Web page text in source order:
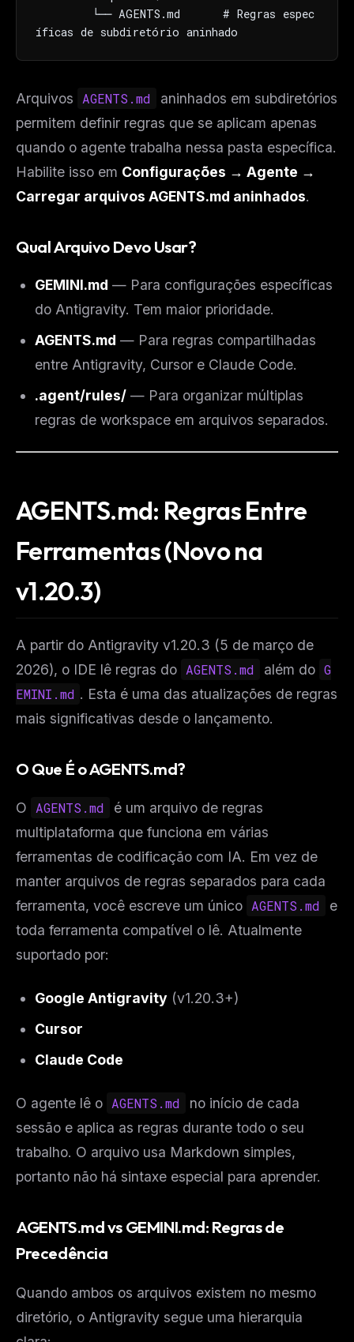
íficas de subdiretório aninhado
Arquivos AGENTS.md
aninhados em subdiretórios
permitem definir regras que se aplicam apenas
quando o agente trabalha nessa pasta específica.
Habilite isso em Configurações → Agente →
Carregar arquivos AGENTS.md aninhados.
Qual Arquivo Devo Usar?
GEMINI.md — Para configurações específicas
do Antigravity. Tem maior prioridade.
AGENTS.md — Para regras compartilhadas
entre Antigravity, Cursor e Claude Code.
.agent/rules/ — Para organizar múltiplas
regras de workspace em arquivos separados.
AGENTS.md: Regras Entre
Ferramentas (Novo na
v1.20.3)
A partir do Antigravity v1.20.3 (5 de março de
2026), o IDE lê regras do AGENTS.md além do G
EMINI.md . Esta é uma das atualizações de regras
mais significativas desde o lançamento.
O Que É o AGENTS.md?
O AGENTS.md
é um arquivo de regras
multiplataforma que funciona em várias
ferramentas de codificação com IA. Em vez de
manter arquivos de regras separados para cada
ferramenta, você escreve um único AGENTS.md
e
toda ferramenta compatível o lê. Atualmente
suportado por:
Google Antigravity (v1.20.3+)
Cursor
Claude Code
O agente lê o AGENTS.md
no início de cada
sessão e aplica as regras durante todo o seu
trabalho. O arquivo usa Markdown simples,
portanto não há sintaxe especial para aprender.
AGENTS.md vs GEMINI.md: Regras de
Precedência
Quando ambos os arquivos existem no mesmo
diretório, o Antigravity segue uma hierarquia